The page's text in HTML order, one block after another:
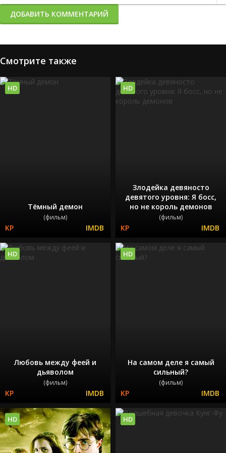
ДОБАВИТЬ КОММЕНТАРИЙ
Смотрите также
Тёмный демон
(фильм)
HD
Злодейка девяносто
девятого уровня: Я босс,
но не король демонов
(фильм)
HD
Любовь между феей и
дьяволом
(фильм)
HD
На самом деле я самый
сильный?
(фильм)
HD
HD HD